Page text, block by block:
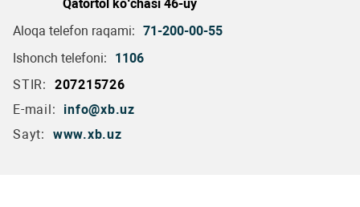
Qatortol ko‘chasi 46-uy
Aloqa telefon raqami: 71-200-00-55
Ishonch telefoni:
1106
STIR:
207215726
E-mail:
info@xb.uz
Sayt:
www.xb.uz